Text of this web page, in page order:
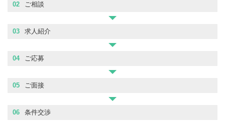
02 ご相談
03 求人紹介
04 ご応募
05 ご面接
06 条件交渉